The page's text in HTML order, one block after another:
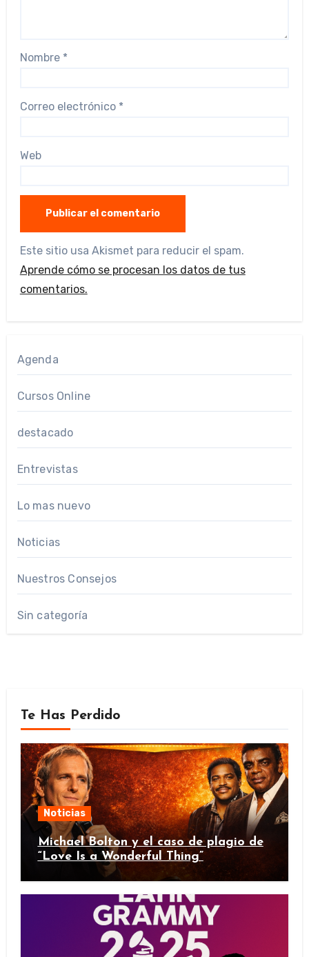
Nombre *
Correo electrónico *
Web
Este sitio usa Akismet para reducir el spam.
Aprende cómo se procesan los datos de tus
comentarios.
Agenda
Cursos Online
destacado
Entrevistas
Lo mas nuevo
Noticias
Nuestros Consejos
Sin categoría
Te Has Perdido
Noticias
Michael Bolton y el caso de plagio de
“Love Is a Wonderful Thing”